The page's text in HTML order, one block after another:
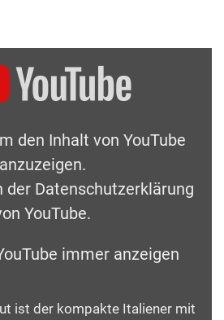
den Inhalt von YouTube
anzuzeigen.
der Datenschutzerklärung
YouTube.
immer anzeigen
ist der kompakte Italiener mit